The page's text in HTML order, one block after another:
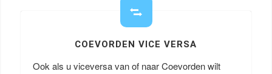
COEVORDEN VICE VERSA
Ook als u viceversa van of naar Coevorden wilt